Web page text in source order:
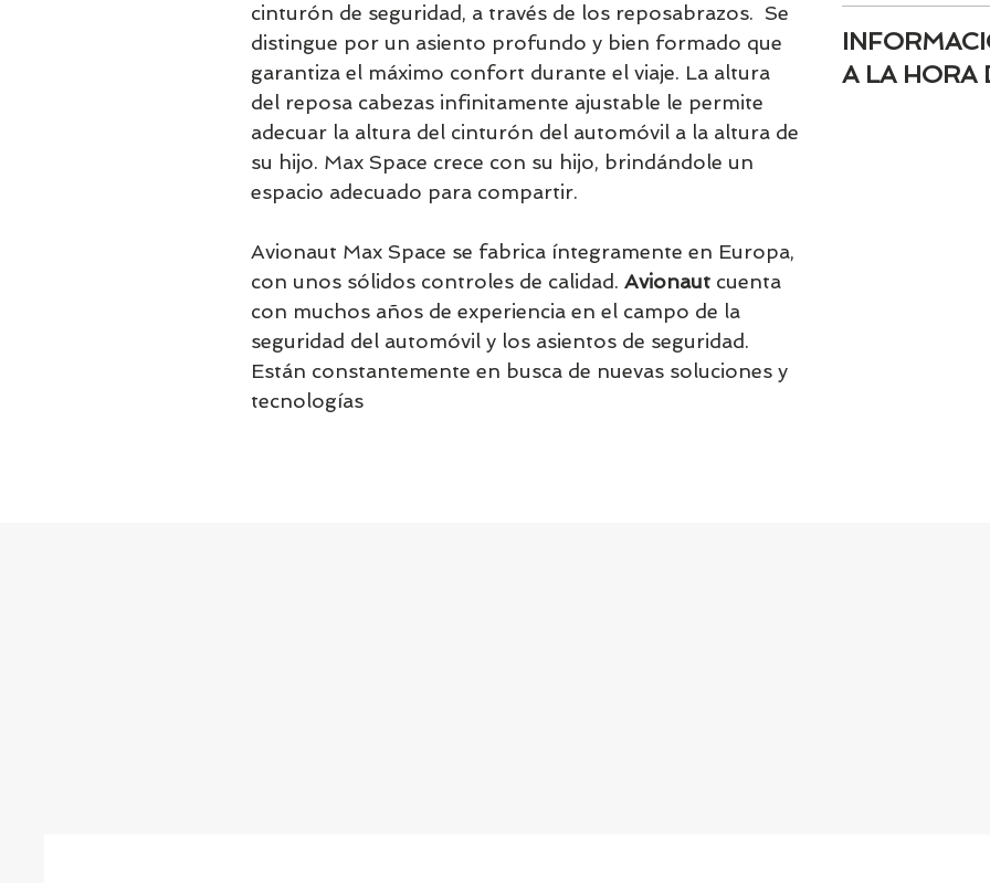
cinturón de seguridad, a través de los reposabrazos. Se
distingue por un asiento profundo y bien formado que
garantiza el máximo confort durante el viaje. La altura
del reposa cabezas infinitamente ajustable le permite
adecuar la altura del cinturón del automóvil a la altura de
su hijo. Max Space crece con su hijo, brindándole un
espacio adecuado para compartir.
Avionaut Max Space se fabrica íntegramente en Europa,
con unos sólidos controles de calidad. Avionaut cuenta
con muchos años de experiencia en el campo de la
seguridad del automóvil y los asientos de seguridad.
Están constantemente en busca de nuevas soluciones y
tecnologías
Bambinos una
tramitada. Será
aprobando las
A LA HORA